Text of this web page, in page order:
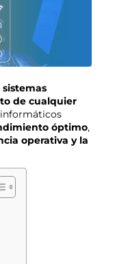
de cualquier
informáticos
óptimo,
operativa y la